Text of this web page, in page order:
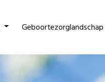
Geboortezorglandschap